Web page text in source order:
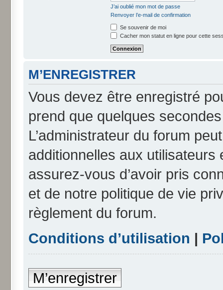
J’ai oublié mon mot de passe
Renvoyer l’e-mail de confirmation
Se souvenir de moi
Cacher mon statut en ligne pour cette
M’ENREGISTRER
Vous devez être enregistré
prend que quelques
L’administrateur du forum
additionnelles aux
assurez-vous d’avoir pris
et de notre politique de vie
règlement du forum.
Conditions d’utilisation |
M’enregistrer